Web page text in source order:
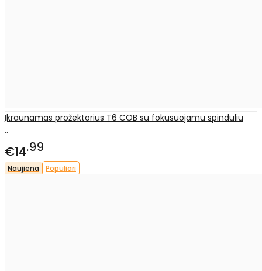
Įkraunamas prožektorius T6 COB su fokusuojamu spinduliu
..
€14 99
Naujiena Populiari